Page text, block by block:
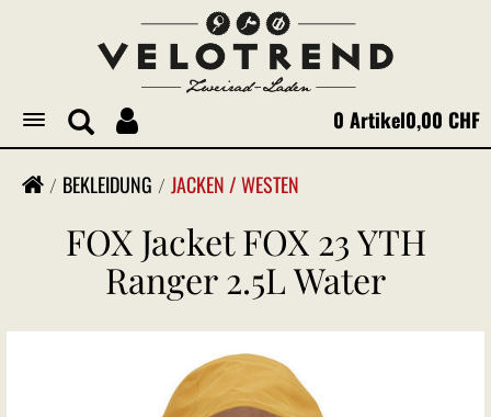
Toggle
navigation
0 Artikel0,00 CHF
BEKLEIDUNG JACKEN / WESTEN
FOX Jacket FOX 23 YTH
Ranger 2.5L Water